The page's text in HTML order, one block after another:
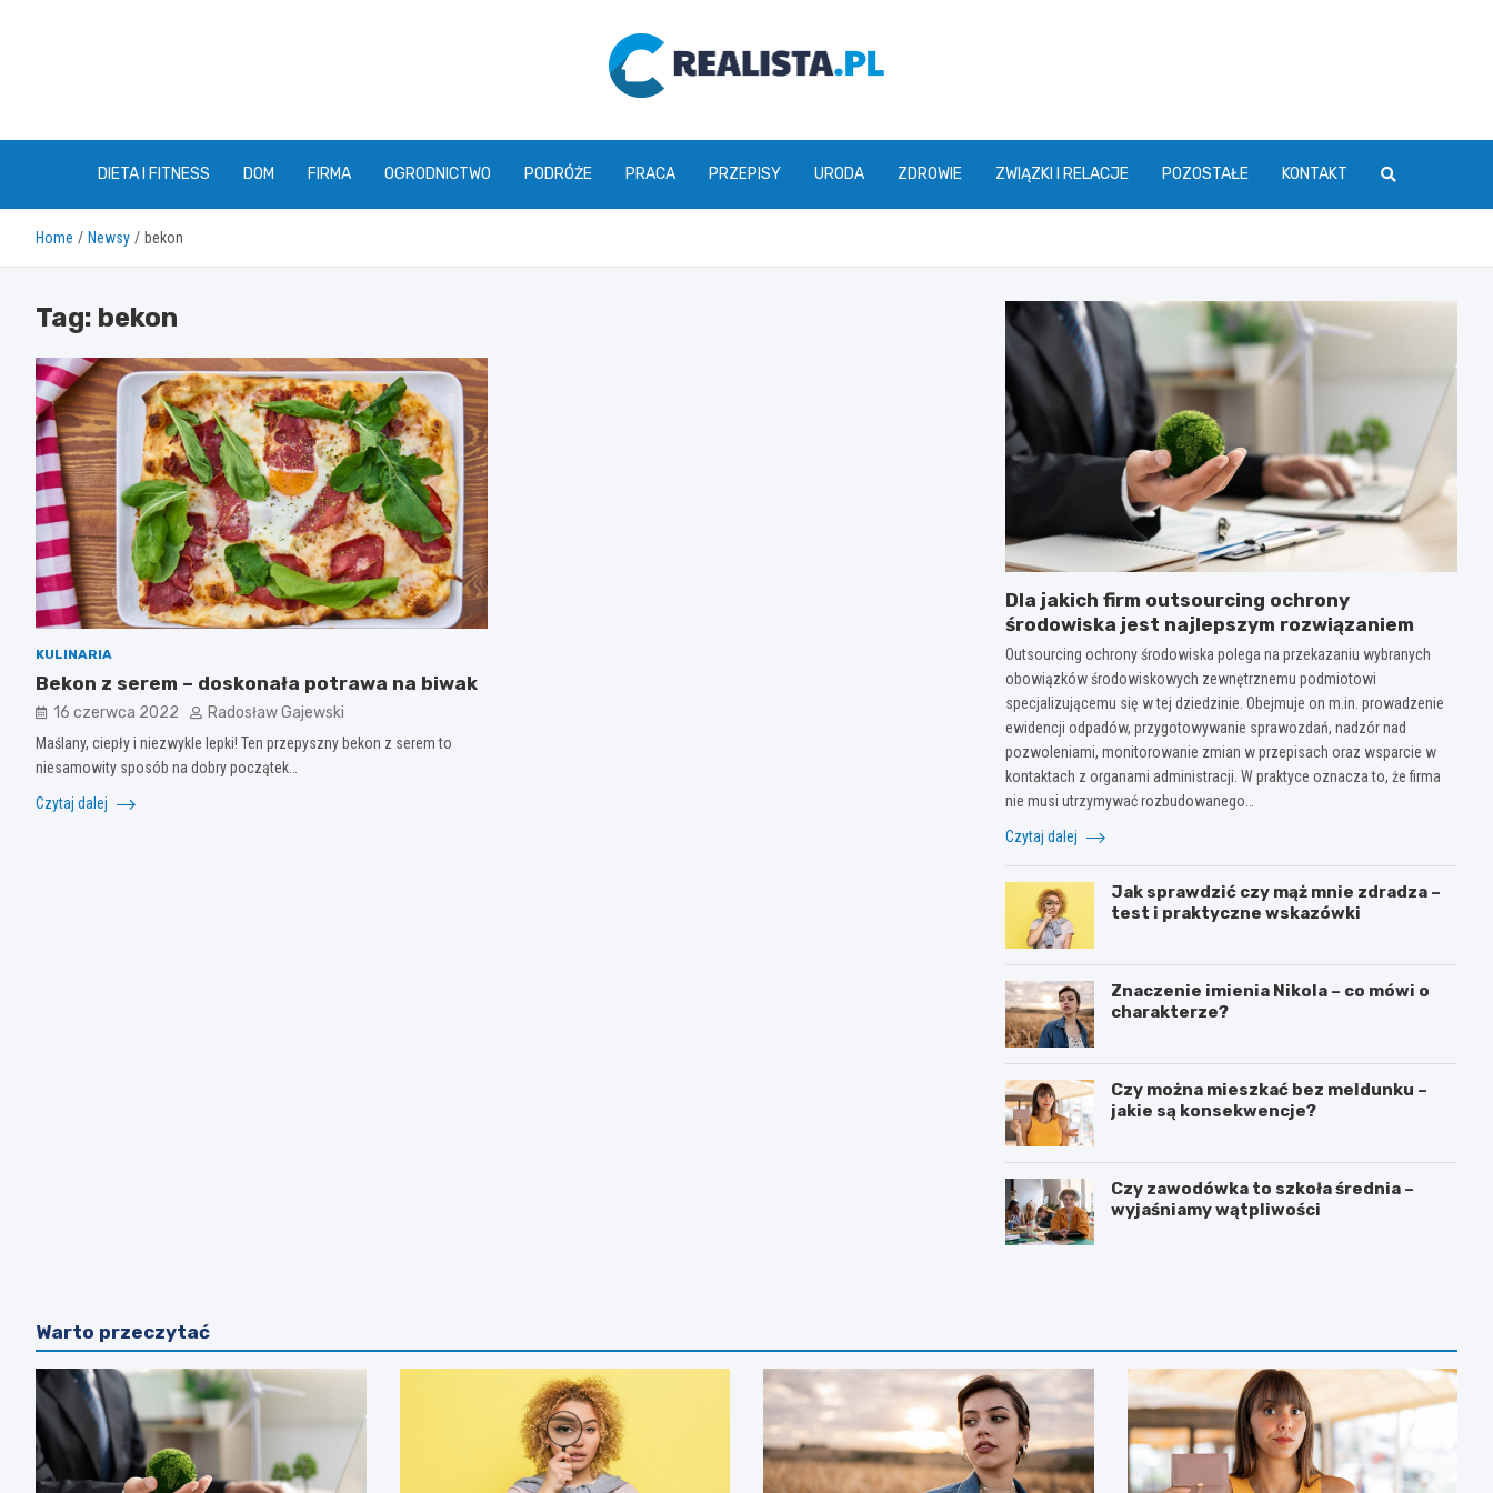
realista.pl
DIETA I FITNESS DOM FIRMA OGRODNICTWO PODRÓŻE PRACA PRZEPISY URODA ZDROWIE ZWIĄZKI I RELACJE POZOSTAŁE KONTAKT
Home Newsy bekon
Tag: bekon
KULINARIA
Bekon z serem – doskonała potrawa na biwak
16 czerwca 2022 Radosław Gajewski
Maślany, ciepły i niezwykle lepki! Ten przepyszny bekon z serem to
niesamowity sposób na dobry początek…
Czytaj dalej
Dla jakich firm outsourcing ochrony
środowiska jest najlepszym rozwiązaniem
Outsourcing ochrony środowiska polega na przekazaniu wybranych
obowiązków środowiskowych zewnętrznemu podmiotowi
specjalizującemu się w tej dziedzinie. Obejmuje on m.in. prowadzenie
ewidencji odpadów, przygotowywanie sprawozdań, nadzór nad
pozwoleniami, monitorowanie zmian w przepisach oraz wsparcie w
kontaktach z organami administracji. W praktyce oznacza to, że firma
nie musi utrzymywać rozbudowanego…
Czytaj dalej
Jak sprawdzić czy mąż mnie zdradza –
test i praktyczne wskazówki
Znaczenie imienia Nikola – co mówi o
charakterze?
Czy można mieszkać bez meldunku –
jakie są konsekwencje?
Czy zawodówka to szkoła średnia –
wyjaśniamy wątpliwości
Warto przeczytać